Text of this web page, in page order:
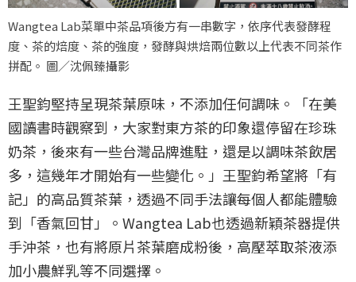
Wangtea Lab菜單中茶品項後方有一串數字，依序代表發酵程
度、茶的焙度、茶的強度，發酵與烘焙兩位數以上代表不同茶作
拼配。 圖／沈佩臻攝影
王聖鈞堅持呈現茶葉原味，不添加任何調味。「在美
國讀書時觀察到，大家對東方茶的印象還停留在珍珠
奶茶，後來有一些台灣品牌進駐，還是以調味茶飲居
多，這幾年才開始有一些變化。」王聖鈞希望將「有
記」的高品質茶葉，透過不同手法讓每個人都能體驗
到「香氣回甘」。Wangtea Lab也透過新穎茶器提供
手沖茶，也有將原片茶葉磨成粉後，高壓萃取茶液添
加小農鮮乳等不同選擇。